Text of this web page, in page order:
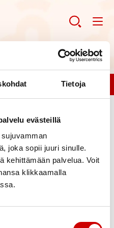
Tietoja
evästeillä
joka sopii juuri sinulle.
kehittämään palvelua. Voit
klikkaamalla